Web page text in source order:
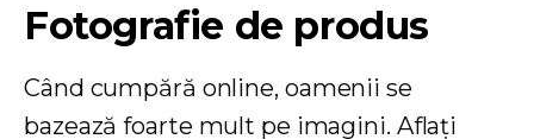
Fotografie de produs
Când cumpără online, oamenii se
bazează foarte mult pe imagini. Aflați